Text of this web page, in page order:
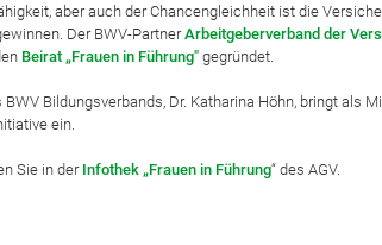
aber auch der Chancengleichheit ist die
Der BWV-PartnerArbeitgeberverband der
Beirat „Frauen in Führung"gegründet.
Bildungsverbands, Dr. Katharina Höhn, bringt als
ein.
Sie in derInfothek „Frauen in Führung“ des AGV.